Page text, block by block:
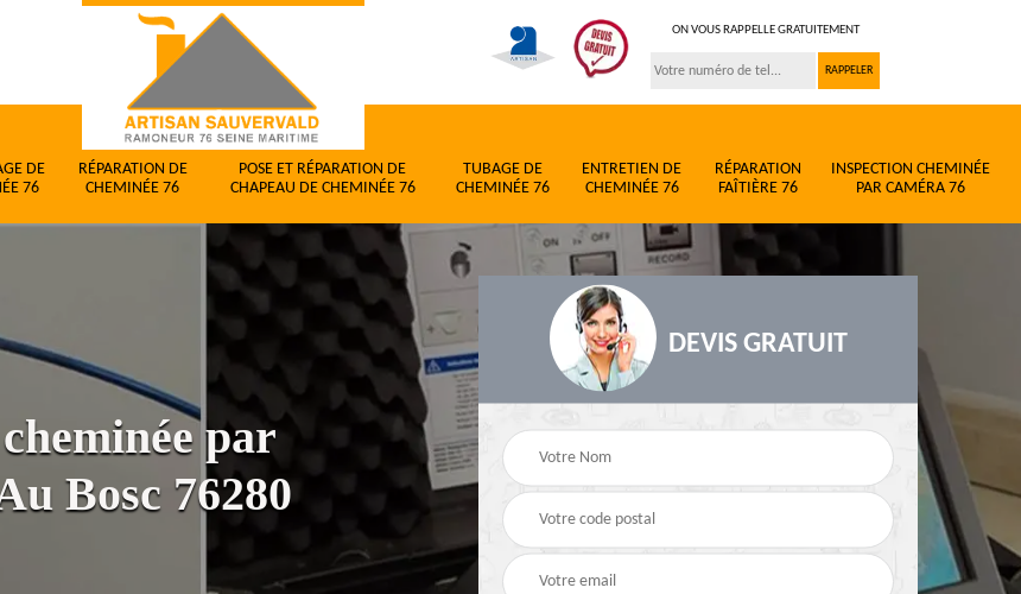
ON VOUS RAPPELLE GRATUITEMENT
DE
76
RÉPARATION DE
CHEMINÉE 76
POSE ET RÉPARATION DE
CHAPEAU DE CHEMINÉE 76
TUBAGE DE
CHEMINÉE 76
ENTRETIEN DE
CHEMINÉE 76
RÉPARATION
FAÎTIÈRE 76
INSPECTION CHEMINÉE
PAR CAMÉRA 76
par
Bosc 76280
DEVIS GRATUIT